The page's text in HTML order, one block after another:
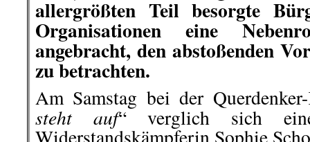
allergrößten Teil besorgte
Organisationen eine
angebracht, den abstoßenden
zu betrachten.
Am Samstag bei der
steht auf“ verglich sich
Widerstandskämpferin Sophie